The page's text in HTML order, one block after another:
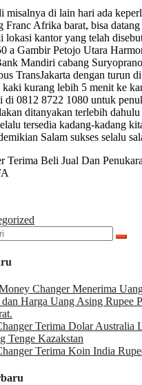
misalnya di lain hari ada
Franc Afrika barat, bisa
lokasi kantor yang telah
a Gambir Petojo Utara
Mandiri cabang
TransJakarta dengan turun
kurang lebih 5 menit ke
di 0812 8722 1080 untuk
ditanyakan terlebih dahulu
tersedia kadang-kadang
Salam sukses selalu
Terima Beli Jual Dan
Changer Menerima
Harga Uang Asing Rupee
Terima Dolar Australia
Tenge Kazakstan
Terima Koin India